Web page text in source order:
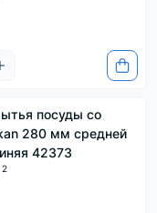
посуды со
280 мм средней
42373
2